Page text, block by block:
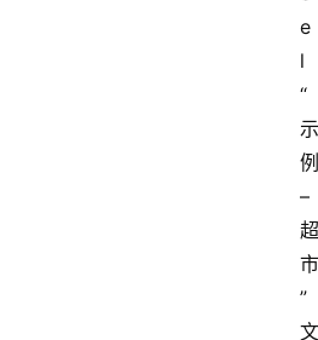
e
l
“
示
例
–
超
市
”
文